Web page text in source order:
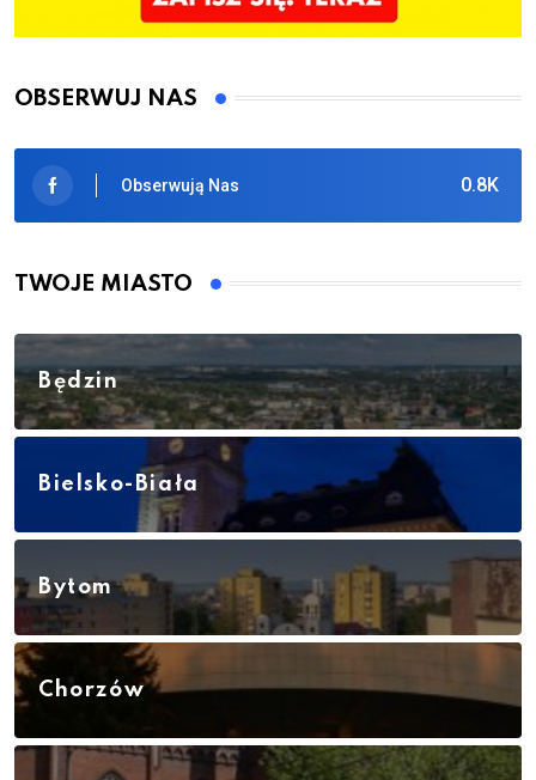
OBSERWUJ NAS
0.8K
Obserwują Nas
TWOJE MIASTO
Będzin
Bielsko-Biała
Bytom
Chorzów